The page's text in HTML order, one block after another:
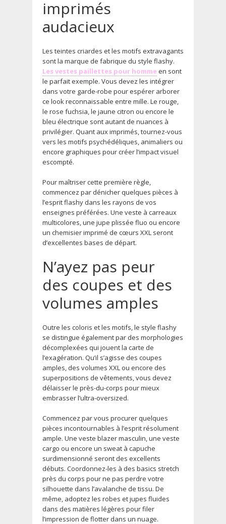
imprimés
audacieux
Les teintes criardes et les motifs extravagants
sont la marque de fabrique du style flashy.
Les vestes paillettes pour hommeen sont
le parfait exemple. Vous devez les intégrer
dans votre garde-robe pour espérer arborer
ce look reconnaissable entre mille. Le rouge,
le rose fuchsia, le jaune citron ou encore le
bleu électrique sont autant de nuances à
privilégier. Quant aux imprimés, tournez-vous
vers les motifs psychédéliques, animaliers ou
encore graphiques pour créer l’impact visuel
escompté.
Pour maîtriser cette première règle,
commencez par dénicher quelques pièces à
l’esprit flashy dans les rayons de vos
enseignes préférées. Une veste à carreaux
multicolores, une jupe plissée fluo ou encore
un chemisier imprimé de cœurs XXL seront
d’excellentes bases de départ.
N’ayez pas peur
des coupes et des
volumes amples
Outre les coloris et les motifs, le style flashy
se distingue également par des morphologies
décomplexées qui jouent la carte de
l’exagération. Qu’il s’agisse des coupes
amples, des volumes XXL ou encore des
superpositions de vêtements, vous devez
délaisser le près-du-corps pour mieux
embrasser l’ultra-oversized.
Commencez par vous procurer quelques
pièces incontournables à l’esprit résolument
ample. Une veste blazer masculin, une veste
cargo ou encore un sweat à capuche
surdimensionné seront des excellents
débuts. Coordonnez-les à des basics stretch
près du corps pour ne pas perdre votre
silhouette dans l’avalanche de tissu. De
même, adoptez les robes et jupes fluides
dans des matières légères pour filer
l’impression de flotter dans un nuage.